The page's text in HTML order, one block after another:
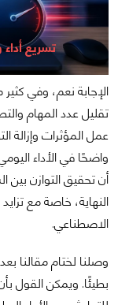
تسريع أداء ويندوز 11 -
الإجابة نعم، وفي
تقليل عدد المهام
عمل المؤثرات وإزالة
أن تحقيق التوازن
النهاية، خاصة مع
الاصطناعي.